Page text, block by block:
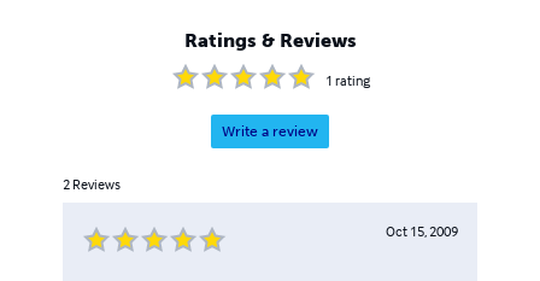
Ratings & Reviews
1 rating
Write a review
2 Reviews
Oct 15, 2009